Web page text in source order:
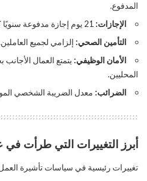
المدفوع.
الإجازات:
التأمين الصحي: إلزامي لجميع
الأمان الوظيفي: يتمتع العمال الأجانب
المحليين.
الضرائب: معدل الضريبة الشخصي الموحد
أبرز التغييرات التي طرأت في عام
تغييرات رئيسية في سياسات تأشيرة